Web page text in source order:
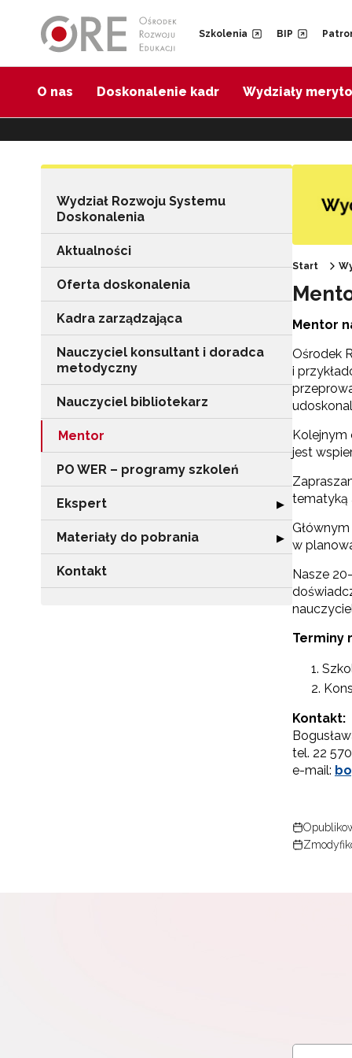
Szkolenia BIP
O nas Doskonalenie kadr Wydziały
Wydział Rozwoju Systemu
Doskonalenia
Aktualności
Oferta doskonalenia
Kadra zarządzająca
Nauczyciel konsultant i doradca
metodyczny
Nauczyciel bibliotekarz
Mentor
PO WER – programy szkoleń
Ekspert Rozwiń sekcję
▶
Materiały do pobrania Rozwiń sekcję
▶
Kontakt
Start
Mentor
Ośrodek
i
jest
tematyką
w
Nasze
Terminy
Kontakt:
tel. 22
e-mail: